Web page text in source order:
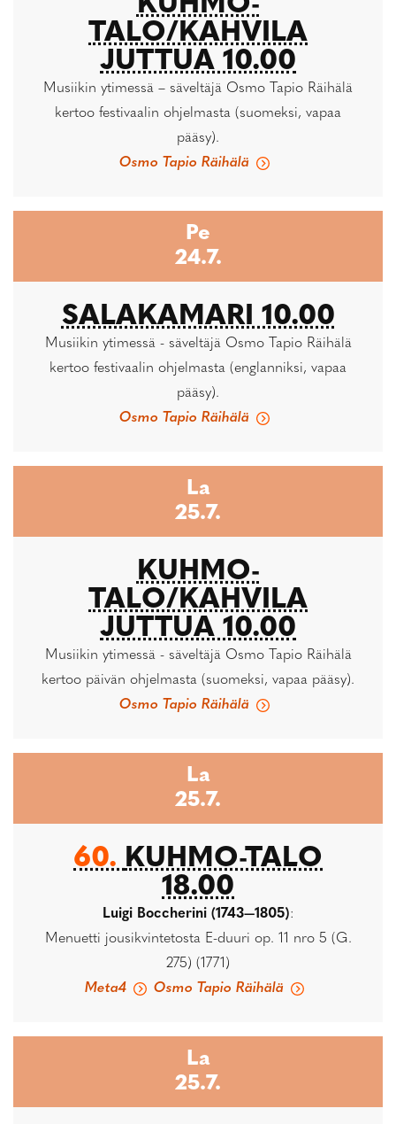
TALO/KAHVILA
JUTTUA 10.00
Musiikin ytimessä – säveltäjä Osmo Tapio Räihälä
kertoo festivaalin ohjelmasta (suomeksi, vapaa
pääsy).
Osmo Tapio Räihälä
Pe
24.7.
SALAKAMARI 10.00
Musiikin ytimessä - säveltäjä Osmo Tapio Räihälä
kertoo festivaalin ohjelmasta (englanniksi, vapaa
pääsy).
Osmo Tapio Räihälä
La
25.7.
KUHMO-
TALO/KAHVILA
JUTTUA 10.00
Musiikin ytimessä - säveltäjä Osmo Tapio Räihälä
kertoo päivän ohjelmasta (suomeksi, vapaa pääsy).
Osmo Tapio Räihälä
La
25.7.
60. KUHMO-TALO
18.00
Luigi Boccherini (1743—1805):
Menuetti jousikvintetosta E-duuri op. 11 nro 5 (G.
275) (1771)
Meta4
Osmo Tapio Räihälä
La
25.7.